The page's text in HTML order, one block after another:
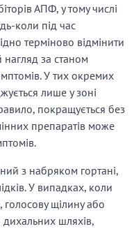
АПФ, у тому числі
коли під час
терміново відмінити
нагляд за станом
У тих окремих
лише у зоні
покращується без
препаратів може
з набряком гортані,
У випадках, коли
щілину або
шляхів,